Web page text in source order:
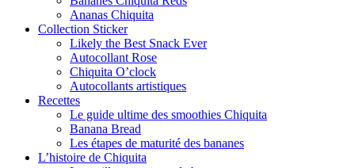
Ananas Chiquita
Collection Sticker
Likely the Best Snack Ever
Autocollant Rose
Chiquita O’clock
Autocollants artistiques
Recettes
Le guide ultime des smoothies Chiquita
Banana Bread
Les étapes de maturité des bananes
L’histoire de Chiquita